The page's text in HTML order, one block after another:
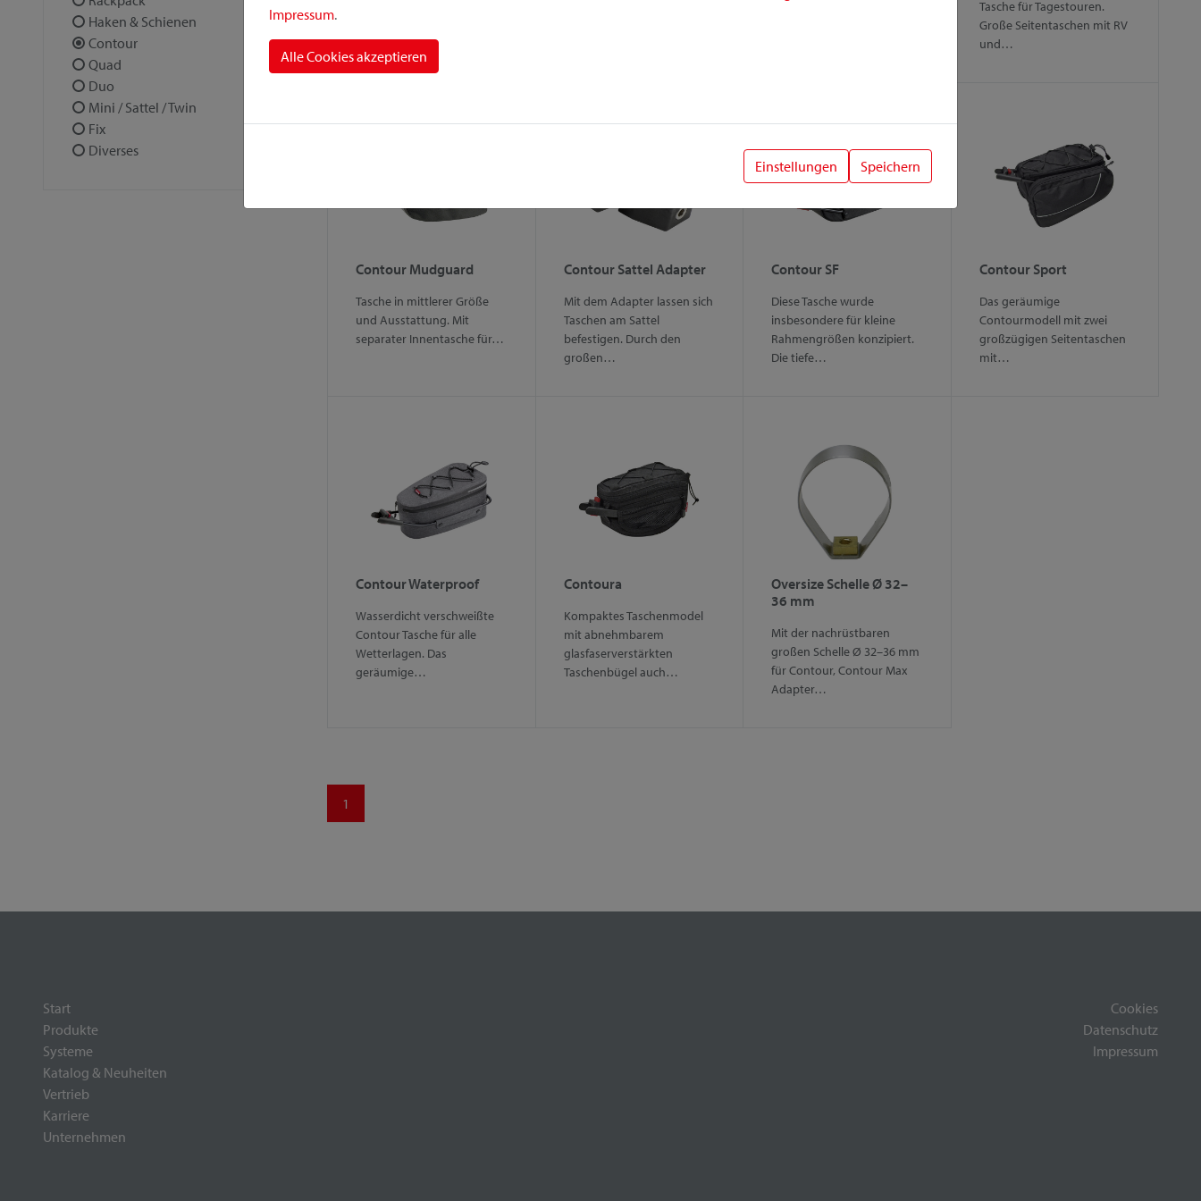
Haken & Schienen
Contour
Quad
Duo
Mini / Sattel / Twin
Fix
Diverses
Platz. Geräumiges
Tasche für Tagestouren.
Große Seitentaschen mit RV
und…
Contour Mudguard
Tasche in mittlerer Größe
und Ausstattung. Mit
separater Innentasche für…
Contour Sattel Adapter
Mit dem Adapter lassen sich
Taschen am Sattel
befestigen. Durch den
großen…
Contour SF
Diese Tasche wurde
insbesondere für kleine
Rahmengrößen konzipiert.
Die tiefe…
Contour Sport
Das geräumige
Contourmodell mit zwei
großzügigen Seitentaschen
mit…
Contour Waterproof
Wasserdicht verschweißte
Contour Tasche für alle
Wetterlagen. Das
geräumige…
Contoura
Kompaktes Taschenmodel
mit abnehmbarem
glasfaserverstärkten
Taschenbügel auch…
Oversize Schelle Ø 32–
36 mm
Mit der nachrüstbaren
großen Schelle Ø 32–36 mm
für Contour, Contour Max
Adapter…
1
Start
Produkte
Systeme
Katalog & Neuheiten
Vertrieb
Karriere
Unternehmen
Cookies
Datenschutz
Impressum
Impressum.
Alle Cookies akzeptieren
Einstellungen Speichern